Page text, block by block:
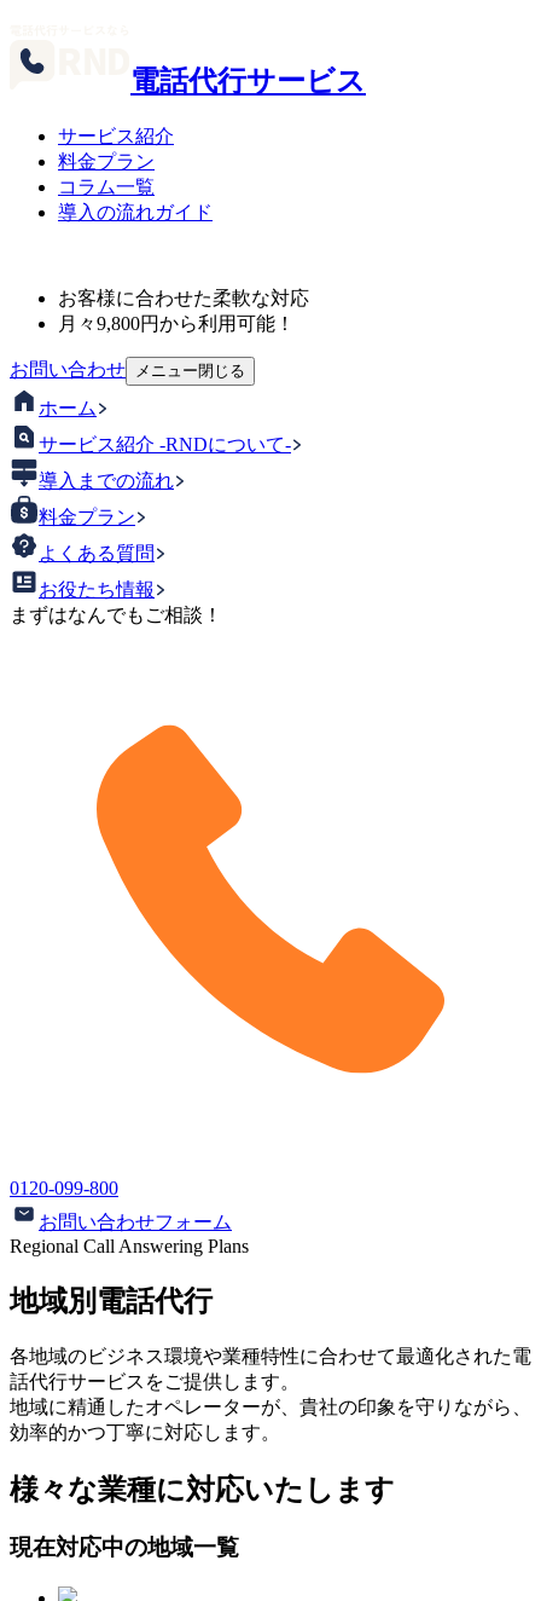
電話代行サービス
サービス紹介
料金プラン
コラム一覧
導入の流れガイド
お客様に合わせた柔軟な対応
月々9,800円から利用可能！
お問い合わせ メニュー閉じる
ホーム
サービス紹介 -RNDについて-
導入までの流れ
料金プラン
よくある質問
お役たち情報
まずはなんでもご相談！
0120-099-800
お問い合わせフォーム
Regional Call Answering Plans
地域別電話代行
各地域のビジネス環境や業種特性に合わせて最適化された電
話代行サービスをご提供します。
地域に精通したオペレーターが、貴社の印象を守りながら、
効率的かつ丁寧に対応します。
様々な業種に対応いたします
現在対応中の地域一覧